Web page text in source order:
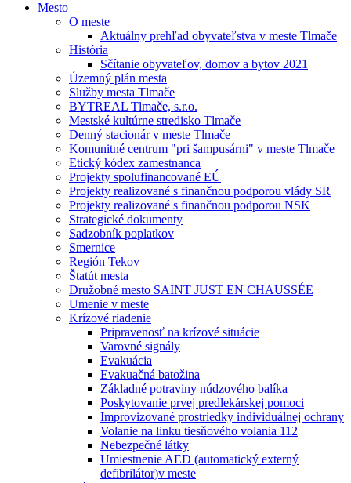
Mesto
O meste
Aktuálny prehľad obyvateľstva v meste Tlmače
História
Sčítanie obyvateľov, domov a bytov 2021
Územný plán mesta
Služby mesta Tlmače
BYTREAL Tlmače, s.r.o.
Mestské kultúrne stredisko Tlmače
Denný stacionár v meste Tlmače
Komunitné centrum "pri šampusárni" v meste Tlmače
Etický kódex zamestnanca
Projekty spolufinancované EÚ
Projekty realizované s finančnou podporou vlády SR
Projekty realizované s finančnou podporou NSK
Strategické dokumenty
Sadzobník poplatkov
Smernice
Región Tekov
Štatút mesta
Družobné mesto SAINT JUST EN CHAUSSÉE
Umenie v meste
Krízové riadenie
Pripravenosť na krízové situácie
Varovné signály
Evakuácia
Evakuačná batožina
Základné potraviny núdzového balíka
Poskytovanie prvej predlekárskej pomoci
Improvizované prostriedky individuálnej ochrany
Volanie na linku tiesňového volania 112
Nebezpečné látky
Umiestnenie AED (automatický externý
defibrilátor)v meste